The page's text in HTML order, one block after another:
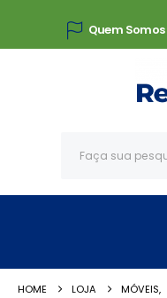
Quem Somos
HOME LOJA MÓVEIS,